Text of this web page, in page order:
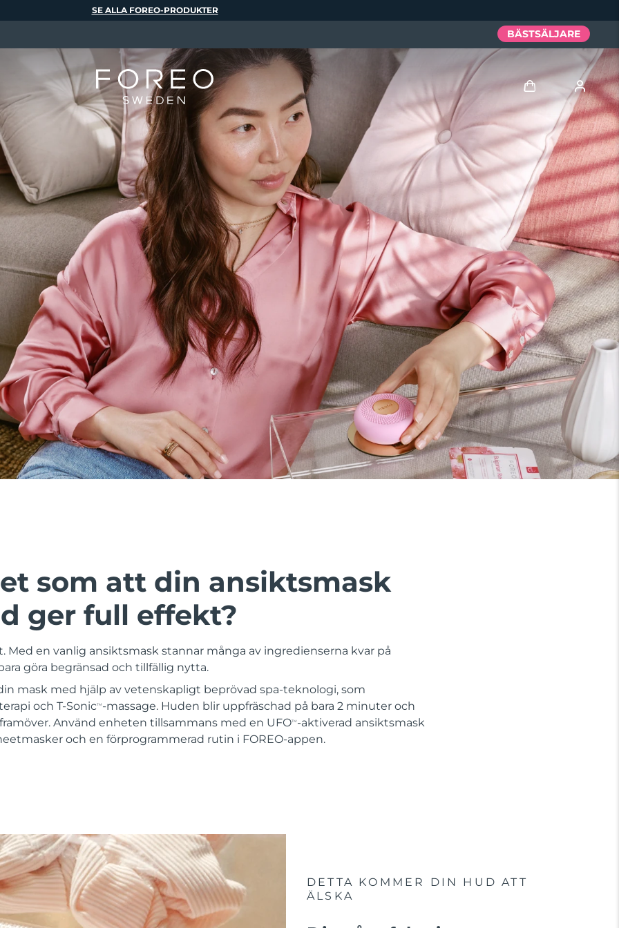
som att din ansiktsmask
ger full effekt?
Med en vanlig ansiktsmask stannar många av ingredienserna kvar på
göra begränsad och tillfällig nytta.
mask med hjälp av vetenskapligt beprövad spa-teknologi, som
och T-SonicTM -massage. Huden blir uppfräschad på bara 2 minuter och
Använd enheten tillsammans med en UFOTM -aktiverad ansiktsmask
och en förprogrammerad rutin i FOREO-appen.
DETTA KOMMER DIN HUD ATT
ÄLSKA
SE ALLA FOREO-PRODUKTER
BÄSTSÄLJARE
Logga in
Användarprofil
Mina enheter
Mina beställningar
Mina adresser
Mina prenumerationer